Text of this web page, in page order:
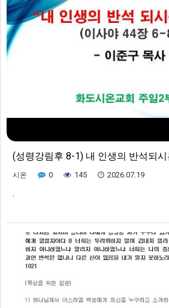
(성령강림후 8-1) 내 인생의 반석되
시온 0 145 2026.07.19